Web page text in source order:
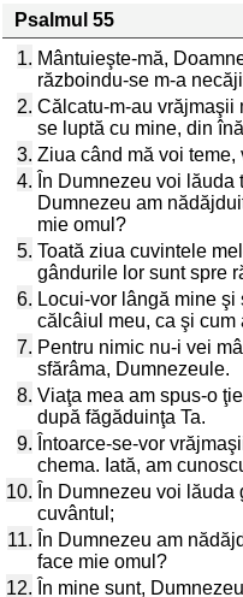
Psalmul 55
1. Mântuieşte-mă,
războindu-se m-a
2. Călcatu-m-au vrăjmaşii
se luptă cu mine, din
3. Ziua când mă voi
4. În Dumnezeu voi
Dumnezeu am
mie omul?
5. Toată ziua cuvintele
gândurile lor sunt spre
6. Locui-vor lângă mine
călcâiul meu, ca şi cum
7. Pentru nimic nu-i vei
sfărâma, Dumnezeule.
8. Viaţa mea am spus-o
după făgăduinţa Ta.
9. Întoarce-se-vor
chema. Iată, am
10. În Dumnezeu voi
cuvântul;
11. În Dumnezeu am
face mie omul?
12. În mine sunt,